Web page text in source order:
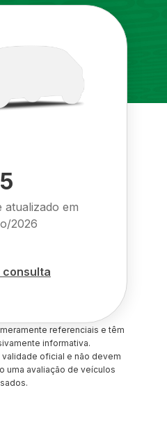
atualizado em
2026
consulta
referenciais e têm
informativa.
oficial e não devem
uma avaliação de veículos